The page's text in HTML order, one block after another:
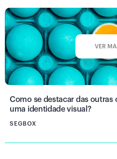
VER
Como se destacar das outras
uma identidade visual?
SEGBOX